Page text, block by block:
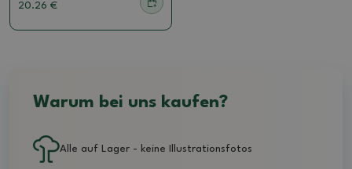
20.26 €
Warum bei uns kaufen?
Alle auf Lager - keine Illustrationsfotos